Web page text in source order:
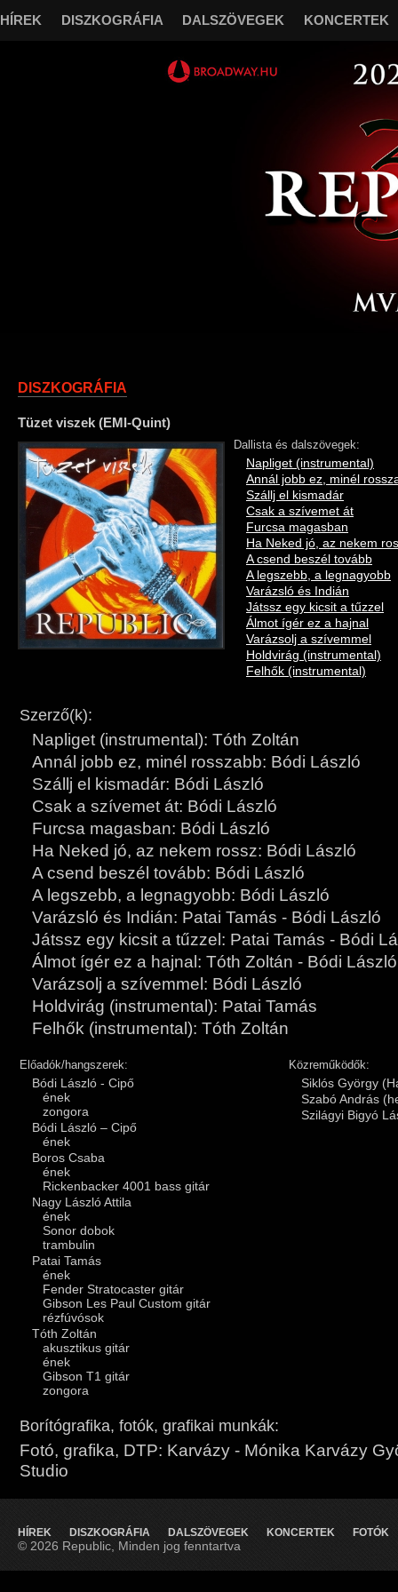
DISZKOGRÁFIA
Tüzet viszek (EMI-Quint)
Dallista és dalszövegek:
Napliget (instrumental)
Annál jobb ez, minél
Szállj el kismadár
Csak a szívemet át
Furcsa magasban
Ha Neked jó, az nekem
A csend beszél tovább
A legszebb, a legnagyobb
Varázsló és Indián
Játssz egy kicsit a tűzzel
Álmot ígér ez a hajnal
Varázsolj a szívemmel
Holdvirág (instrumental)
Felhők (instrumental)
Szerző(k):
Napliget (instrumental): Tóth Zoltán
Annál jobb ez, minél rosszabb: Bódi László
Szállj el kismadár: Bódi László
Csak a szívemet át: Bódi László
Furcsa magasban: Bódi László
Ha Neked jó, az nekem rossz: Bódi László
A csend beszél tovább: Bódi László
A legszebb, a legnagyobb: Bódi László
Varázsló és Indián: Patai Tamás - Bódi László
Játssz egy kicsit a tűzzel: Patai Tamás - Bódi
Álmot ígér ez a hajnal: Tóth Zoltán - Bódi László
Varázsolj a szívemmel: Bódi László
Holdvirág (instrumental): Patai Tamás
Felhők (instrumental): Tóth Zoltán
Előadók/hangszerek:
Bódi László - Cipő
ének
zongora
Bódi László – Cipő
ének
Boros Csaba
ének
Rickenbacker 4001 bass gitár
Nagy László Attila
ének
Sonor dobok
trambulin
Patai Tamás
ének
Fender Stratocaster gitár
Gibson Les Paul Custom gitár
rézfúvósok
Tóth Zoltán
akusztikus gitár
ének
Gibson T1 gitár
zongora
Közreműködők:
Siklós György
Szabó András
Szilágyi Bigyó
Borítógrafika, fotók, grafikai munkák:
Fotó, grafika, DTP: Karvázy - Mónika Karvázy
Studio
HÍREK DISZKOGRÁFIA DALSZÖVEGEK KONCERTEK FOTÓK
© 2026 Republic, Minden jog fenntartva
HÍREK DISZKOGRÁFIA DALSZÖVEGEK KONCERTEK